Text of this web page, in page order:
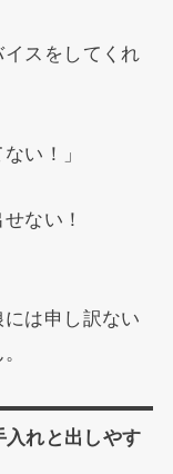
スをしてくれ
い！」
ない！
は申し訳ない
れと出しやす